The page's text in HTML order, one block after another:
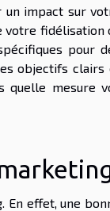
un impact sur
votre fidélisation
pour
objectifs clairs
quelle mesure
En effet, une